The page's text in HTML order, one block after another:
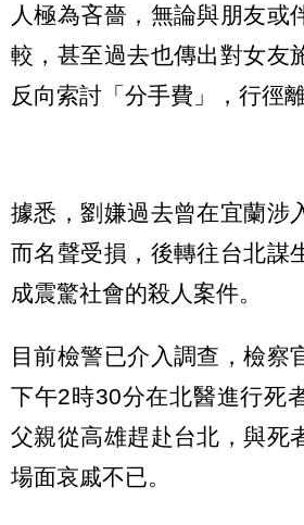
人極為吝嗇，無論與朋友或
較，甚至過去也傳出對女友
反向索討「分手費」，行徑離
據悉，劉嫌過去曾在宜蘭涉
而名聲受損，後轉往台北謀
成震驚社會的殺人案件。
目前檢警已介入調查，檢察
下午2時30分在北醫進行死
父親從高雄趕赴台北，與死
場面哀戚不已。